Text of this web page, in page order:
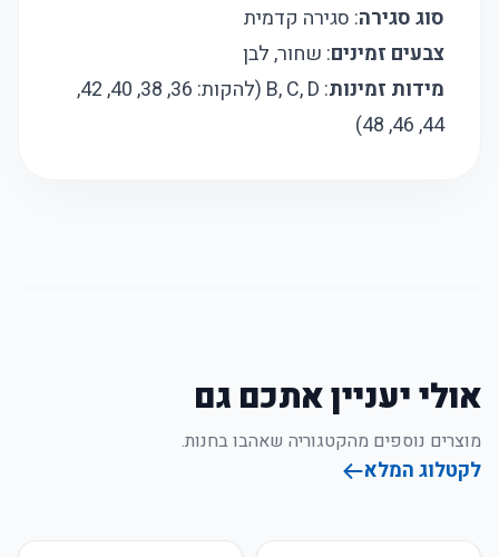
סוג סגירה: סגירה קדמית
צבעים זמינים: שחור, לבן
מידות זמינות
: B, C, D (להקות: 36, 38, 40, 42,
44, 46, 48)
אולי יעניין אתכם גם
מוצרים נוספים מהקטגוריה שאהבו בחנות.
לקטלוג המלא